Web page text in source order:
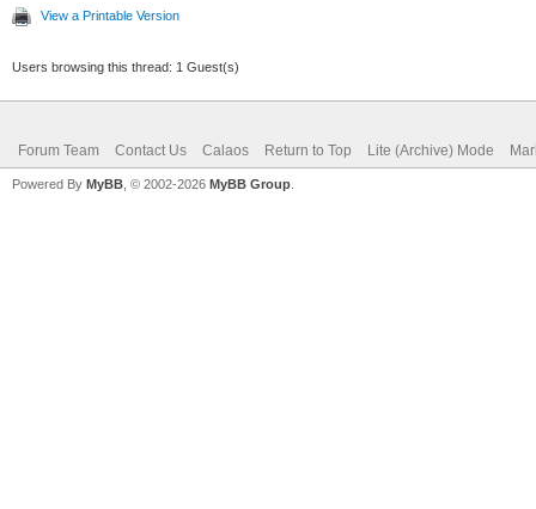
View a Printable Version
Users browsing this thread: 1 Guest(s)
Forum Team Contact Us Calaos Return to Top Lite (Archive) Mode
Powered By MyBB , © 2002-2026 MyBB Group